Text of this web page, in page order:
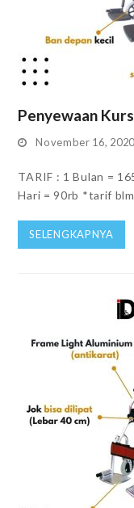
Penyewaan
November 16, 2020
TARIF : 1 Bulan =
Hari = 90rb *tarif
SELENGKAPNYA